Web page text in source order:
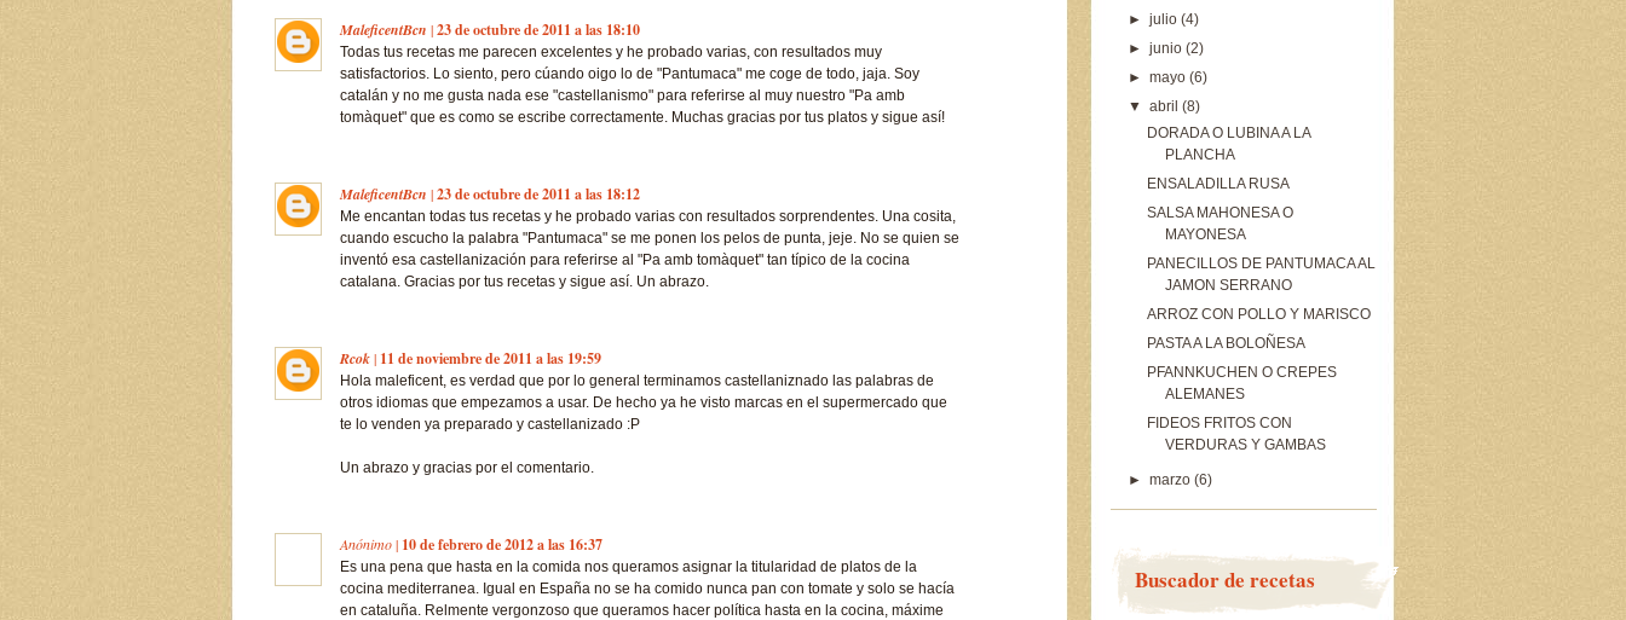
MaleficentBcn |23 de octubre de 2011 a las 18:10
Todas tus recetas me parecen excelentes y he probado varias, con resultados muy
satisfactorios. Lo siento, pero cúando oigo lo de "Pantumaca" me coge de todo, jaja. Soy
catalán y no me gusta nada ese "castellanismo" para referirse al muy nuestro "Pa amb
tomàquet" que es como se escribe correctamente. Muchas gracias por tus platos y sigue así!
MaleficentBcn |23 de octubre de 2011 a las 18:12
Me encantan todas tus recetas y he probado varias con resultados sorprendentes. Una cosita,
cuando escucho la palabra "Pantumaca" se me ponen los pelos de punta, jeje. No se quien se
inventó esa castellanización para referirse al "Pa amb tomàquet" tan típico de la cocina
catalana. Gracias por tus recetas y sigue así. Un abrazo.
Rcok| 11 de noviembre de 2011 a las 19:59
Hola maleficent, es verdad que por lo general terminamos castellaniznado las palabras de
otros idiomas que empezamos a usar. De hecho ya he visto marcas en el supermercado que
te lo venden ya preparado y castellanizado :P
Un abrazo y gracias por el comentario.
Anónimo| 10 de febrero de 2012 a las 16:37
Es una pena que hasta en la comida nos queramos asignar la titularidad de platos de la
cocina mediterranea. Igual en España no se ha comido nunca pan con tomate y solo se hacía
en cataluña. Relmente vergonzoso que queramos hacer política hasta en la cocina, máxime
►julio(4)
►junio(2)
►mayo(6)
▼abril(8)
DORADA O LUBINA A LA
PLANCHA
ENSALADILLA RUSA
SALSA MAHONESA O
MAYONESA
PANECILLOS DE PANTUMACA AL
JAMON SERRANO
ARROZ CON POLLO Y MARISCO
PASTA A LA BOLOÑESA
PFANNKUCHEN O CREPES
ALEMANES
FIDEOS FRITOS CON
VERDURAS Y GAMBAS
►marzo(6)
Buscador de recetas